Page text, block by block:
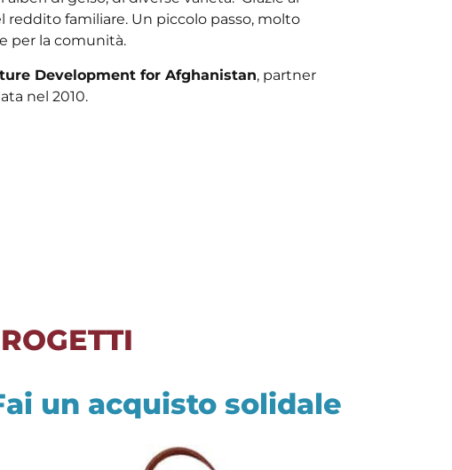
reddito familiare. Un piccolo passo, molto
per la comunità.
Development for Afghanistan, partner
nel 2010.
un acquisto solidale